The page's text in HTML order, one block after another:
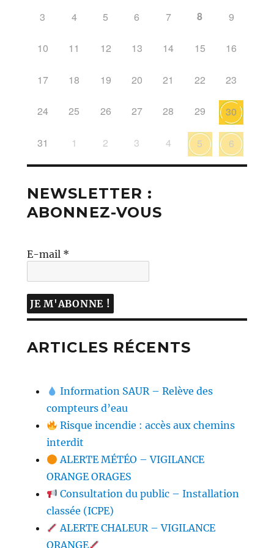
3 4 5 6 7 8 9
10 11 12 13 14 15 16
17 18 19 20 21 22 23
24 25 26 27 28 29 30
31 1 2 3 4 5 6
NEWSLETTER :
ABONNEZ-VOUS
E-mail *
ARTICLES RÉCENTS
Information SAUR – Relève des
compteurs d’eau
Risque incendie : accès aux chemins
interdit
ALERTE MÉTÉO – VIGILANCE
ORANGE ORAGES
Consultation du public – Installation
classée (ICPE)
ALERTE CHALEUR – VIGILANCE
ORANGE